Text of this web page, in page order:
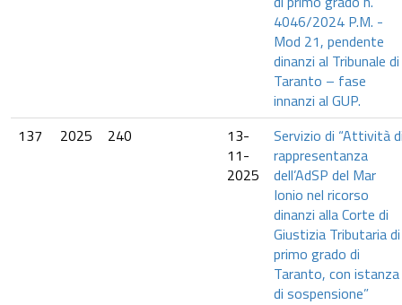
4046/2024 P.M. -
Mod 21, pendente
dinanzi al Tribunale di
Taranto – fase
innanzi al GUP.
137
2025 240
13-
11-
2025
Servizio di “Attività
rappresentanza
dell’AdSP del Mar
Ionio nel ricorso
dinanzi alla Corte di
Giustizia Tributaria di
primo grado di
Taranto, con istanza
di sospensione”